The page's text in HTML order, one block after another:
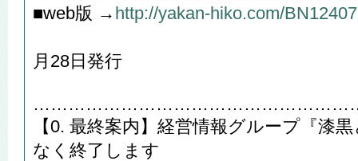
■web版 → http://yakan-hiko.com/BN12407
月28日発行
【0. 最終案内】経営情報グループ『漆
なく終了します